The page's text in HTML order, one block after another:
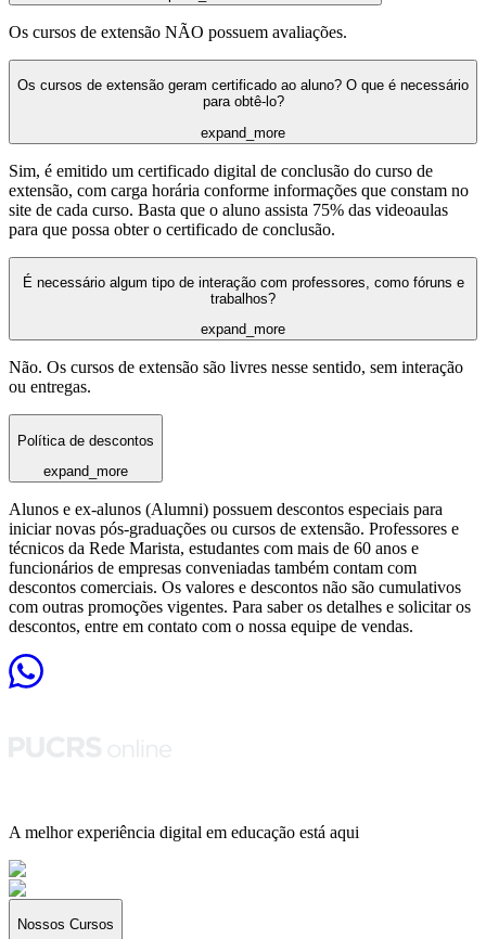
Os cursos de extensão NÃO possuem avaliações.
Os cursos de extensão geram certificado ao aluno? O que é necessário
para obtê-lo?
expand_more
Sim, é emitido um certificado digital de conclusão do curso de
extensão, com carga horária conforme informações que constam no
site de cada curso. Basta que o aluno assista 75% das videoaulas
para que possa obter o certificado de conclusão.
É necessário algum tipo de interação com professores, como fóruns e
trabalhos?
expand_more
Não. Os cursos de extensão são livres nesse sentido, sem interação
ou entregas.
Política de descontos
expand_more
Alunos e ex-alunos (Alumni) possuem descontos especiais para
iniciar novas pós-graduações ou cursos de extensão. Professores e
técnicos da Rede Marista, estudantes com mais de 60 anos e
funcionários de empresas conveniadas também contam com
descontos comerciais. Os valores e descontos não são cumulativos
com outras promoções vigentes. Para saber os detalhes e solicitar os
descontos, entre em contato com o nossa equipe de vendas.
A melhor experiência digital em educação está aqui
Nossos Cursos